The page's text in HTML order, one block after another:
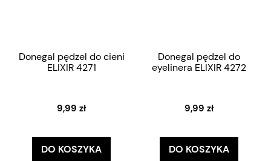
Donegal pędzel do cieni
ELIXIR 4271
9,99 zł
DO KOSZYKA
Donegal pędzel do
eyelinera ELIXIR 4272
9,99 zł
DO KOSZYKA